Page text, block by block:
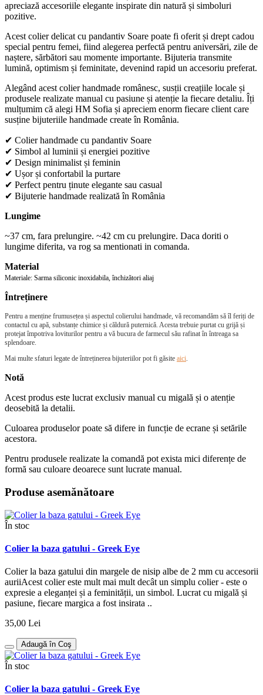
apreciază accesoriile elegante inspirate din natură și simboluri
pozitive.
Acest colier delicat cu pandantiv Soare poate fi oferit și drept cadou
special pentru femei, fiind alegerea perfectă pentru aniversări, zile de
naștere, sărbători sau momente importante. Bijuteria transmite
lumină, optimism și feminitate, devenind rapid un accesoriu preferat.
Alegând acest colier handmade românesc, susții creațiile locale și
produsele realizate manual cu pasiune și atenție la fiecare detaliu. Îți
mulțumim că alegi HM Sofia și apreciem enorm fiecare client care
susține bijuteriile handmade create în România.
✔ Colier handmade cu pandantiv Soare
✔ Simbol al luminii și energiei pozitive
✔ Design minimalist și feminin
✔ Ușor și confortabil la purtare
✔ Perfect pentru ținute elegante sau casual
✔ Bijuterie handmade realizată în România
Lungime
~37 cm, fara prelungire. ~42 cm cu prelungire. Daca doriti o
lungime diferita, va rog sa mentionati in comanda.
Material
Materiale: Sarma siliconic inoxidabila, închizători aliaj
Întreținere
Pentru a menține frumusețea și aspectul colierului handmade, vă recomandăm să îl feriți de
contactul cu apă, substanțe chimice și căldură puternică. Acesta trebuie purtat cu grijă și
protejat împotriva loviturilor pentru a vă bucura de farmecul său rafinat în întreaga sa
splendoare.
Mai multe sfaturi legate de întreținerea bijuteriilor pot fi găsite aici.
Notă
Acest produs este lucrat exclusiv manual cu migală și o atenție
deosebită la detalii.
Culoarea produselor poate să difere in funcție de ecrane și setările
acestora.
Pentru produsele realizate la comandă pot exista mici diferențe de
formă sau culoare deoarece sunt lucrate manual.
Produse asemănătoare
În stoc
Colier la baza gatului - Greek Eye
Colier la baza gatului din margele de nisip albe de 2 mm cu accesorii
auriiAcest colier este mult mai mult decât un simplu colier - este o
expresie a eleganței și a feminității, un simbol. Lucrat cu migală și
pasiune, fiecare margica a fost insirata ..
35,00 Lei
Adaugă în Coş
În stoc
Colier la baza gatului - Greek Eye